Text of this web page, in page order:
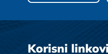
Korisni linkovi